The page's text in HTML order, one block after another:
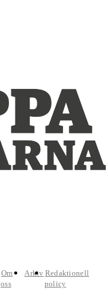
Om
oss
Arkiv Redaktionell
policy